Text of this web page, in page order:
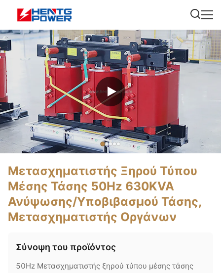
Μετασχηματιστής Ξηρού Τύπου
Μέσης Τάσης 50Hz 630KVA
Ανύψωσης/Υποβιβασμού Τάσης,
Μετασχηματιστής Οργάνων
Σύνοψη του προϊόντος
50Hz Μετασχηματιστής ξηρού τύπου μέσης τάσης